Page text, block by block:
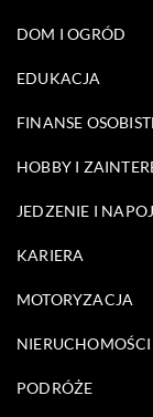
DOM I OGRÓD
EDUKACJA
FINANSE
HOBBY I
JEDZENIE I
KARIERA
MOTORYZACJA
NIERUCHOMOŚCI
PODRÓŻE